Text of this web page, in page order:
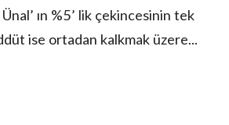
ın %5’ lik çekincesinin tek
ise ortadan kalkmak üzere...